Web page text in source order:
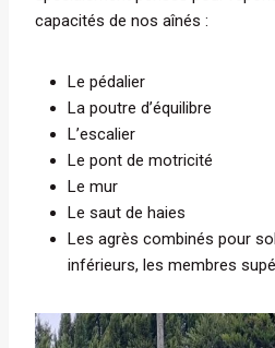
capacités de nos aînés :
Le pédalier
La poutre d’équilibre
L’escalier
Le pont de motricité
Le mur
Le saut de haies
Les agrès combinés pour
inférieurs, les membres